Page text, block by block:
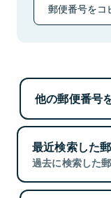
郵便番号をコ
他の郵便番号
最近検索した
過去に検索した